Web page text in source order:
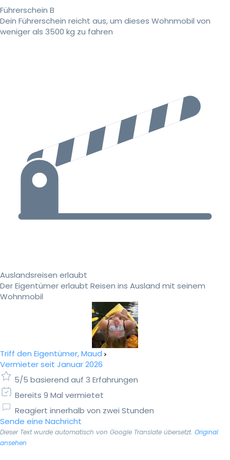
Führerschein B
Dein Führerschein reicht aus, um dieses Wohnmobil von
weniger als 3500 kg zu fahren
Auslandsreisen erlaubt
Der Eigentümer erlaubt Reisen ins Ausland mit seinem
Wohnmobil
Triff den Eigentümer, Maud
Vermieter seit Januar 2026
5/5 basierend auf 3 Erfahrungen
Bereits 9 Mal vermietet
Reagiert innerhalb von zwei Stunden
Sende eine Nachricht
Dieser Text wurde automatisch von Google Translate übersetzt. Original
ansehen